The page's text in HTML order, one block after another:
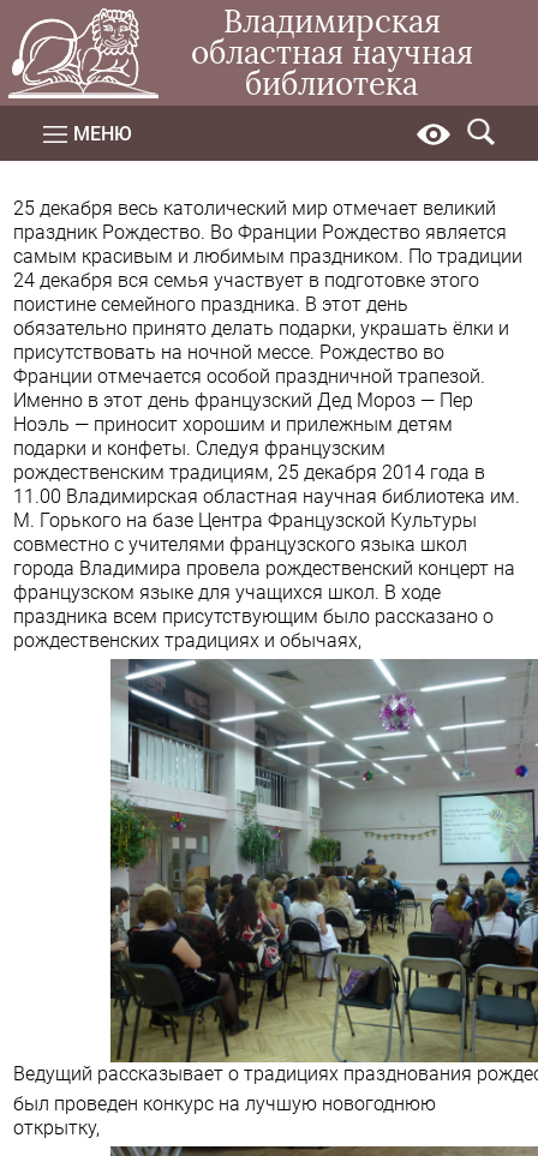
Владимирская
областная научная
библиотека
МЕНЮ
25 декабря весь католический мир отмечает великий
праздник Рождество. Во Франции Рождество является
самым красивым и любимым праздником. По традиции
24 декабря вся семья участвует в подготовке этого
поистине семейного праздника. В этот день
обязательно принято делать подарки, украшать ёлки и
присутствовать на ночной мессе. Рождество во
Франции отмечается особой праздничной трапезой.
Именно в этот день французский Дед Мороз — Пер
Ноэль — приносит хорошим и прилежным детям
подарки и конфеты. Следуя французским
рождественским традициям, 25 декабря 2014 года в
11.00 Владимирская областная научная библиотека им.
М. Горького на базе Центра Французской Культуры
совместно с учителями французского языка школ
города Владимира провела рождественский концерт на
французском языке для учащихся школ. В ходе
праздника всем присутствующим было рассказано о
рождественских традициях и обычаях,
Ведущий рассказывает о традициях празднования
был проведен конкурс на лучшую новогоднюю
открытку,